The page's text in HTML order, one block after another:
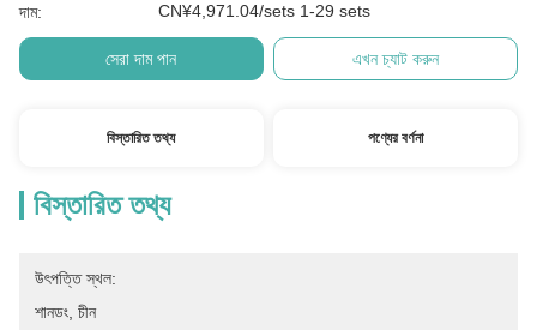
দাম: CN¥4,971.04/sets 1-29 sets
সেরা দাম পান এখন চ্যাট করুন
বিস্তারিত তথ্য পণ্যের বর্ণনা
বিস্তারিত তথ্য
উৎপত্তি স্থল:
শানডং, চীন